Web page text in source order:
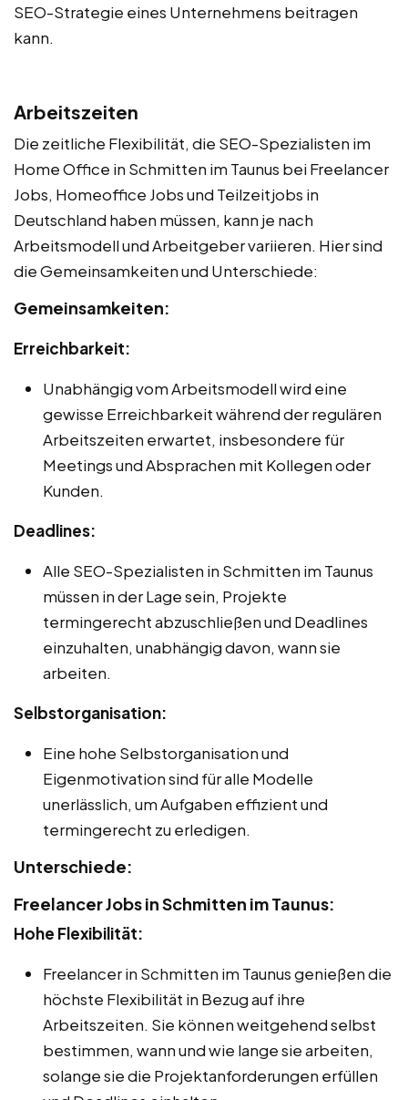
SEO-Strategie eines Unternehmens beitragen
kann.
Arbeitszeiten
Die zeitliche Flexibilität, die SEO-Spezialisten im
Home Office in Schmitten im Taunus bei Freelancer
Jobs, Homeoffice Jobs und Teilzeitjobs in
Deutschland haben müssen, kann je nach
Arbeitsmodell und Arbeitgeber variieren. Hier sind
die Gemeinsamkeiten und Unterschiede:
Gemeinsamkeiten:
Erreichbarkeit:
Unabhängig vom Arbeitsmodell wird eine
gewisse Erreichbarkeit während der regulären
Arbeitszeiten erwartet, insbesondere für
Meetings und Absprachen mit Kollegen oder
Kunden.
Deadlines:
Alle SEO-Spezialisten in Schmitten im Taunus
müssen in der Lage sein, Projekte
termingerecht abzuschließen und Deadlines
einzuhalten, unabhängig davon, wann sie
arbeiten.
Selbstorganisation:
Eine hohe Selbstorganisation und
Eigenmotivation sind für alle Modelle
unerlässlich, um Aufgaben effizient und
termingerecht zu erledigen.
Unterschiede:
Freelancer Jobs in Schmitten im Taunus:
Hohe Flexibilität:
Freelancer in Schmitten im Taunus genießen die
höchste Flexibilität in Bezug auf ihre
Arbeitszeiten. Sie können weitgehend selbst
bestimmen, wann und wie lange sie arbeiten,
solange sie die Projektanforderungen erfüllen